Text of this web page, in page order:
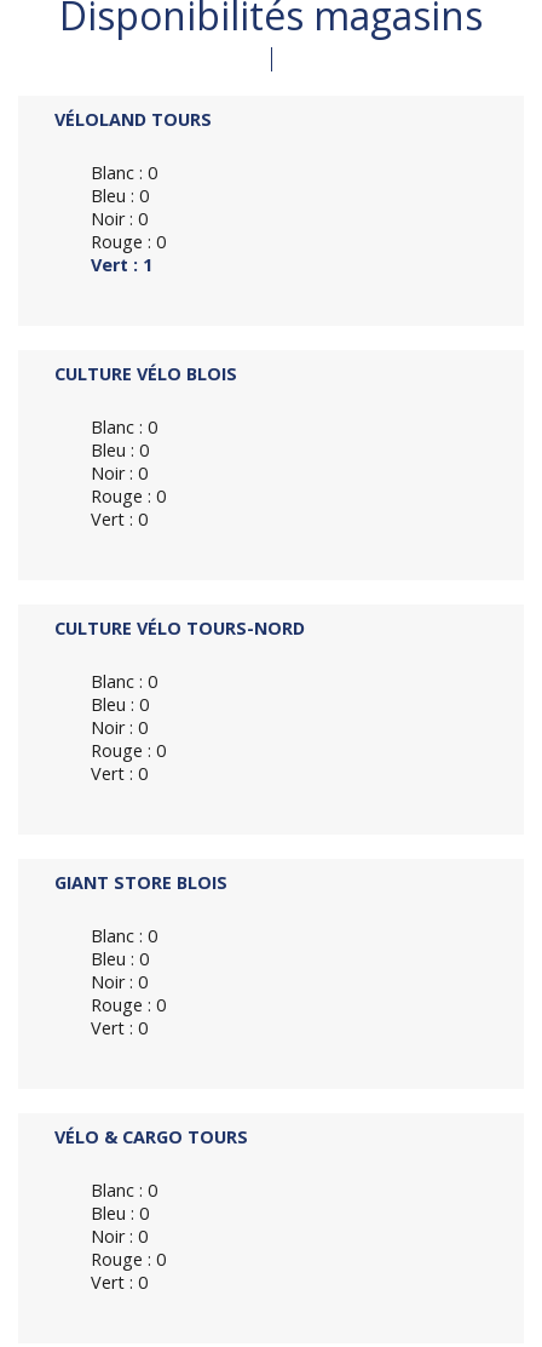
Disponibilités magasins
VÉLOLAND TOURS
Blanc : 0
Bleu : 0
Noir : 0
Rouge : 0
Vert : 1
CULTURE VÉLO BLOIS
Blanc : 0
Bleu : 0
Noir : 0
Rouge : 0
Vert : 0
CULTURE VÉLO TOURS-NORD
Blanc : 0
Bleu : 0
Noir : 0
Rouge : 0
Vert : 0
GIANT STORE BLOIS
Blanc : 0
Bleu : 0
Noir : 0
Rouge : 0
Vert : 0
VÉLO & CARGO TOURS
Blanc : 0
Bleu : 0
Noir : 0
Rouge : 0
Vert : 0